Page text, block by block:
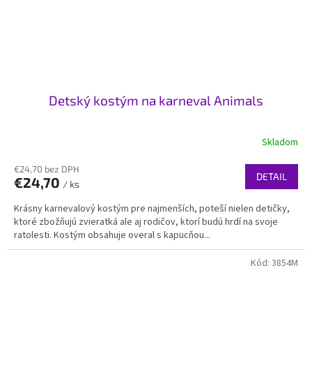
Detský kostým na karneval Animals
Skladom
€24,70 bez DPH
€24,70 / ks
DETAIL
Krásny karnevalový kostým pre najmenších, poteší nielen detičky,
ktoré zbožňujú zvieratká ale aj rodičov, ktorí budú hrdí na svoje
ratolesti. Kostým obsahuje overal s kapucňou...
Kód: 3854M